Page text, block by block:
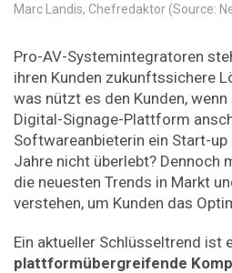
Marc Landis, Chefredaktor (Source:
Pro-AV-Systemintegratoren
ihren Kunden zukunftssichere
was nützt es den Kunden,
Digital-Signage-Plattform
Softwareanbieterin ein Start-
Jahre nicht überlebt? Dennoch
die neuesten Trends in Markt
verstehen, um Kunden das
Ein aktueller Schlüsseltrend ist
plattformübergreifende